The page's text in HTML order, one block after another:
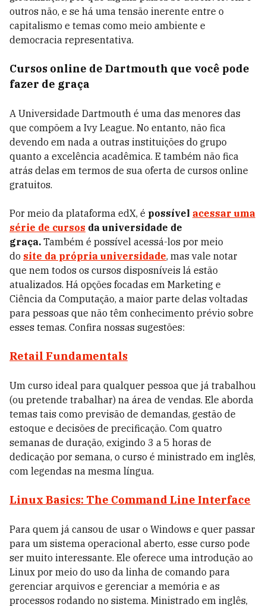
outros não, e se há uma tensão inerente entre o
capitalismo e temas como meio ambiente e
democracia representativa.
Cursos online de Dartmouth que você pode
fazer de graça
A Universidade Dartmouth é uma das menores das
que compõem a Ivy League. No entanto, não fica
devendo em nada a outras instituições do grupo
quanto a excelência acadêmica. E também não fica
atrás delas em termos de sua oferta de cursos online
gratuitos.
Por meio da plataforma edX, é possível acessar uma
série de cursos da universidade de
graça. Também é possível acessá-los por meio
do site da própria universidade, mas vale notar
que nem todos os cursos disposníveis lá estão
atualizados. Há opções focadas em Marketing e
Ciência da Computação, a maior parte delas voltadas
para pessoas que não têm conhecimento prévio sobre
esses temas. Confira nossas sugestões:
Retail Fundamentals
Um curso ideal para qualquer pessoa que já trabalhou
(ou pretende trabalhar) na área de vendas. Ele aborda
temas tais como previsão de demandas, gestão de
estoque e decisões de precificação. Com quatro
semanas de duração, exigindo 3 a 5 horas de
dedicação por semana, o curso é ministrado em inglês,
com legendas na mesma língua.
Linux Basics: The Command Line Interface
Para quem já cansou de usar o Windows e quer passar
para um sistema operacional aberto, esse curso pode
ser muito interessante. Ele oferece uma introdução ao
Linux por meio do uso da linha de comando para
gerenciar arquivos e gerenciar a memória e as
processos rodando no sistema. Ministrado em inglês,